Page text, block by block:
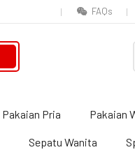
FAQs
Pakaian Pria Pakaian
Sepatu Wanita